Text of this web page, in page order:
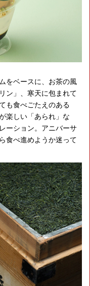
をベースに、お茶の風
ン」、寒天に包まれて
も食べごたえのある
楽しい「あられ」な
ーション。アニバーサ
食べ進めようか迷って